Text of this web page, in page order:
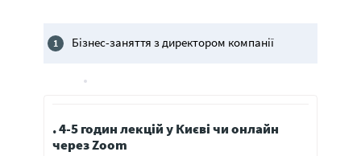
1 Бізнес-заняття з директором компанії
.4-5 годин лекцій у Києві чи онлайн
через Zoom